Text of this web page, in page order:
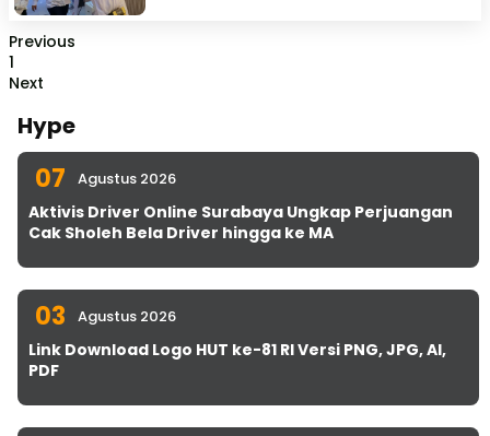
Previous
1
Next
Hype
07 Agustus 2026
Aktivis Driver Online Surabaya Ungkap Perjuangan
Cak Sholeh Bela Driver hingga ke MA
03 Agustus 2026
Link Download Logo HUT ke-81 RI Versi PNG, JPG, AI,
PDF